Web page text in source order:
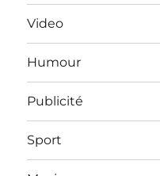
Video
Humour
Publicité
Sport